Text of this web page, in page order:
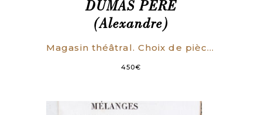
DUMAS PERE
(Alexandre)
Magasin théâtral. Choix de pièces nouvelles jouées sur les théâtres de Paris.
450€